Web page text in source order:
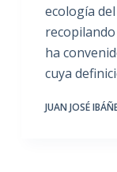
ecología
ha
cuya
JUAN JOSÉ